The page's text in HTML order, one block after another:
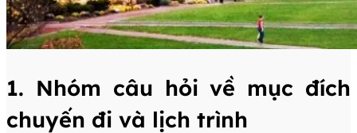
1. Nhóm câu hỏi về mục đích
chuyến đi và lịch trình